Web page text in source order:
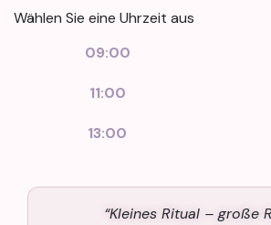
Wählen Sie eine Uhrzeit aus
09:00
11:00
13:00
“Kleines Ritual – große